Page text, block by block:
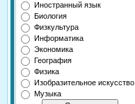
Иностранный язык
Биология
Физкультура
Информатика
Экономика
География
Физика
Изобразительное искусство
Музыка